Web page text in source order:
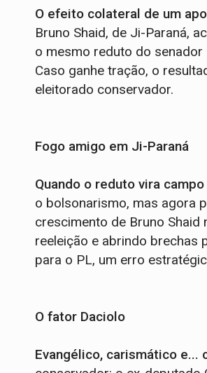
O efeito colateral de um
Bruno Shaid, de Ji-Paraná,
o mesmo reduto do
Caso ganhe tração, o
eleitorado conservador.
Fogo amigo em Ji-Paraná
Quando o reduto vira
o bolsonarismo, mas agora
crescimento de Bruno
reeleição e abrindo brechas
para o PL, um erro
O fator Daciolo
Evangélico, carismático e...